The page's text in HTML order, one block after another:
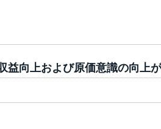
益向上および原価意識の向上